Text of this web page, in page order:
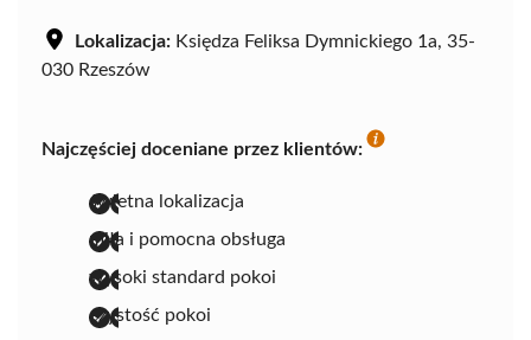
Lokalizacja: Księdza Feliksa Dymnickiego 1a, 35-
030 Rzeszów
Najczęściej doceniane przez klientów:
świetna lokalizacja
miła i pomocna obsługa
wysoki standard pokoi
czystość pokoi